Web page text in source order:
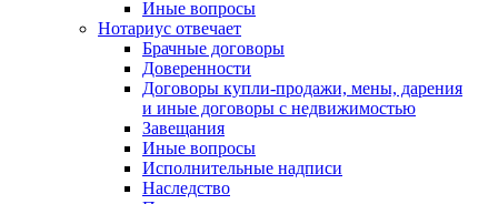
Иные вопросы
Нотариус отвечает
Брачные договоры
Доверенности
Договоры купли-продажи, мены, дарения
и иные договоры с недвижимостью
Завещания
Иные вопросы
Исполнительные надписи
Наследство